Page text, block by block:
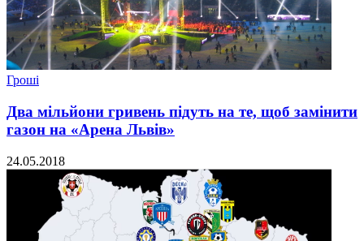
Гроші
Два мільйони гривень підуть на те, щоб замінити
газон на «Арена Львів»
24.05.2018